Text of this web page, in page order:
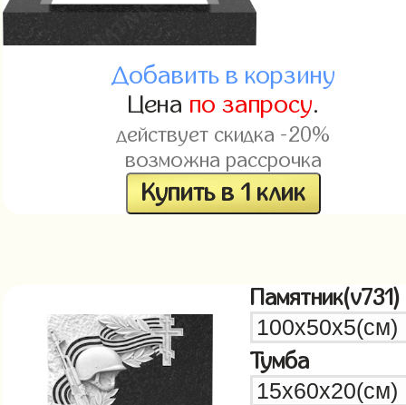
Добавить в корзину
Цена по запросу.
действует скидка -20%
возможна рассрочка
Купить в 1 клик
Памятник(v731)
Тумба